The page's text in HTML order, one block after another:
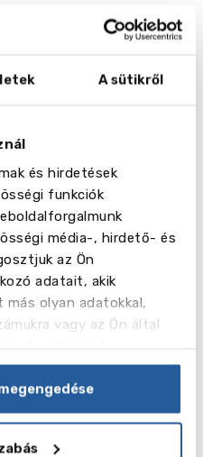
A sütikről
és hirdetések
funkciók
média-, hirdető- és
az Ön
adatait, akik
olyan adatokkal,
vagy az Ön által